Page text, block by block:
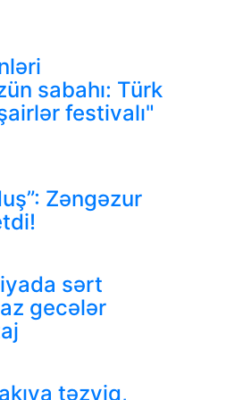
sabahı: Türk
festivalı"
Zəngəzur
sərt
gecələr
təzyiq,